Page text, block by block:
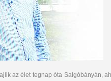
az élet tegnap óta Salgóbányán,